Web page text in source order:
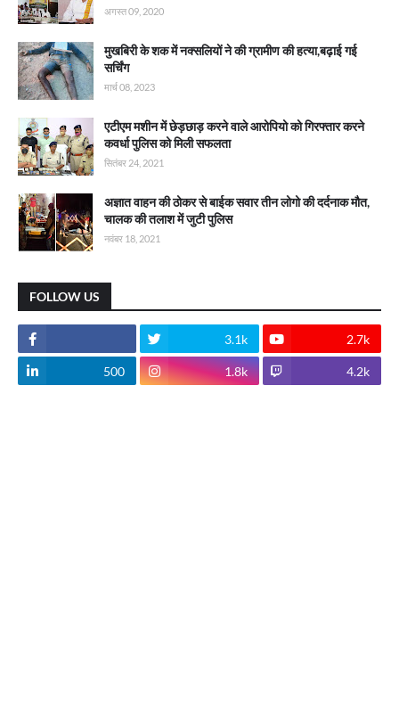
अगस्त 09, 2020
मुखबिरी के शक में नक्सलियों ने की ग्रामीण की हत्या,बढ़ाई गई
सर्चिंग
मार्च 08, 2023
एटीएम मशीन में छेड़छाड़ करने वाले आरोपियो को गिरफ्तार करने
कवर्धा पुलिस को मिली सफलता
सितंबर 24, 2021
अज्ञात वाहन की ठोकर से बाईक सवार तीन लोगो की दर्दनाक मौत,
चालक की तलाश में जुटी पुलिस
नवंबर 18, 2021
FOLLOW US
3.1k 2.7k
500 1.8k 4.2k